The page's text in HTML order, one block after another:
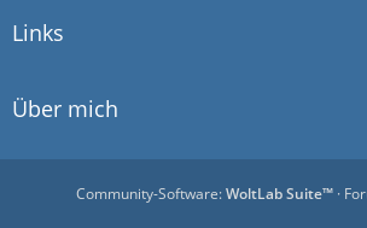
Links
Über mich
Community-Software:WoltLab Suite™·